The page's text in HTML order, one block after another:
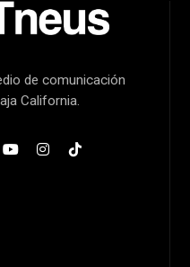
de comunicación
California.